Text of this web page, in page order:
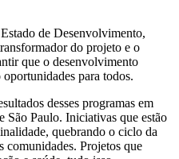
de Desenvolvimento,
do projeto e o
que o desenvolvimento
para todos.
desses programas em
São Paulo. Iniciativas que estão
quebrando o ciclo da
comunidades. Projetos que